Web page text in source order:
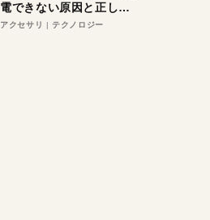
電できない原因と正しい
対策
アクセサリ テクノロジー